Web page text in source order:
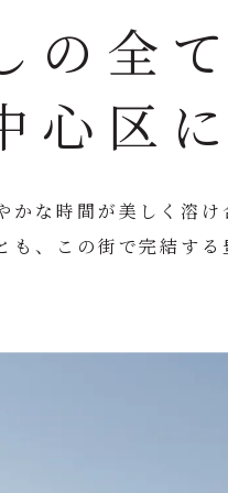
の全
心区
かな時間が美しく溶
も、この街で完結す